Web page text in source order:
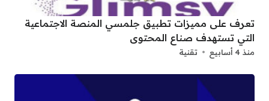
تعرف على مميزات تطبيق جلمسي المنصة الاجتماعية
التي تستهدف صناع المحتوى
منذ 4 أسابيع تقنية